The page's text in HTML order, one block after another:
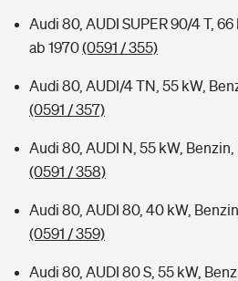
Audi 80, AUDI SUPER 90/4 T,
ab 1970(0591 / 355)
Audi 80, AUDI/4 TN, 55 kW,
(0591 / 357)
Audi 80, AUDI N, 55 kW,
(0591 / 358)
Audi 80, AUDI 80, 40 kW,
(0591 / 359)
Audi 80, AUDI 80 S, 55 kW,